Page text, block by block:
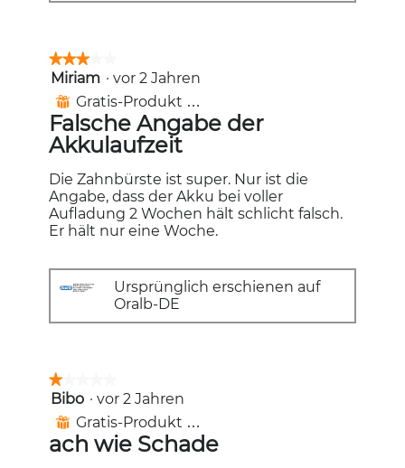
★★★★★
★★★★★
3
von
Sternen.
Miriam · vor 2 Jahren
⊞ Gratis-Produkt erhalten
Falsche Angabe der
Akkulaufzeit
Die Zahnbürste ist super. Nur ist die
Angabe, dass der Akku bei voller
Aufladung 2 Wochen hält schlicht falsch.
Er hält nur eine Woche.
Ursprünglich erschienen auf
Oralb-DE
★★★★★
★★★★★
1
von
Sternen.
Bibo · vor 2 Jahren
⊞ Gratis-Produkt erhalten
ach wie Schade